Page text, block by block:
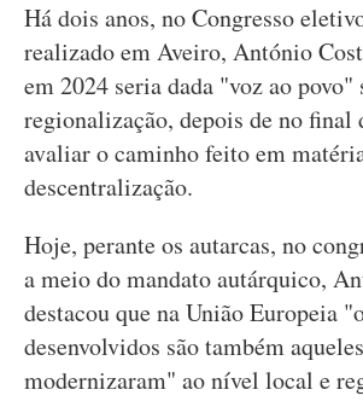
Há dois anos, no Congresso
realizado em Aveiro, António
em 2024 seria dada "voz ao povo"
regionalização, depois de no final
avaliar o caminho feito em
descentralização.
Hoje, perante os autarcas, no
a meio do mandato autárquico,
destacou que na União Europeia
desenvolvidos são também
modernizaram" ao nível local e